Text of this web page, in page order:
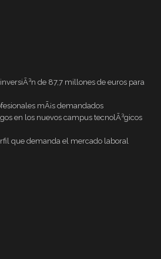
de 87,7 millones de euros para
mÃ¡s demandados
en los nuevos campus tecnolÃ³gicos
que demanda el mercado laboral